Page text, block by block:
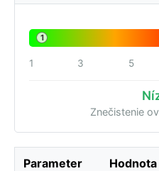
1
1 3 5
Znečistenie
Parameter Hodnota